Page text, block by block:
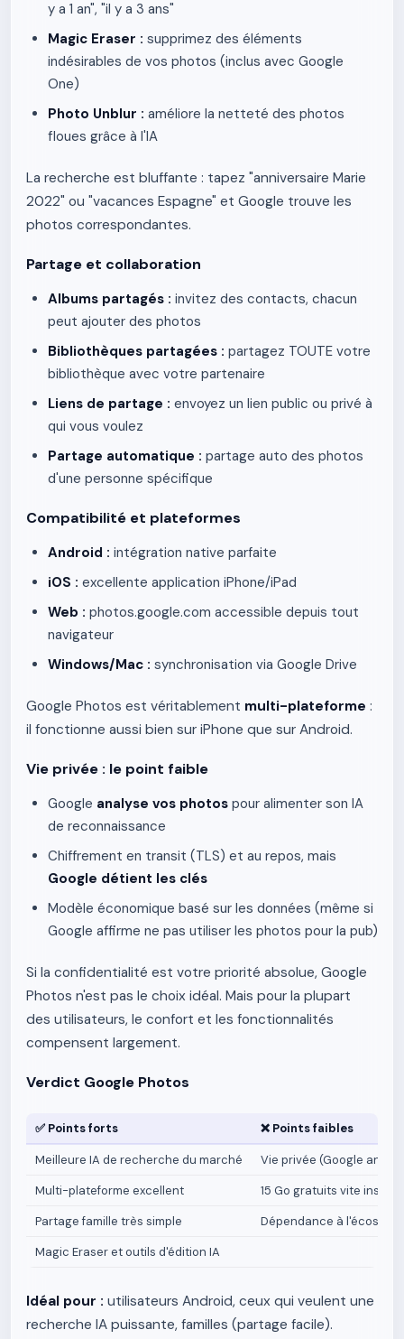
y a 1 an", "il y a 3 ans"
Magic Eraser : supprimez des éléments
indésirables de vos photos (inclus avec Google
One)
Photo Unblur : améliore la netteté des photos
floues grâce à l'IA
La recherche est bluffante : tapez "anniversaire Marie
2022" ou "vacances Espagne" et Google trouve les
photos correspondantes.
Partage et collaboration
Albums partagés : invitez des contacts, chacun
peut ajouter des photos
Bibliothèques partagées : partagez TOUTE votre
bibliothèque avec votre partenaire
Liens de partage : envoyez un lien public ou privé à
qui vous voulez
Partage automatique : partage auto des photos
d'une personne spécifique
Compatibilité et plateformes
Android : intégration native parfaite
iOS : excellente application iPhone/iPad
Web : photos.google.com accessible depuis tout
navigateur
Windows/Mac : synchronisation via Google Drive
Google Photos est véritablement multi-plateforme :
il fonctionne aussi bien sur iPhone que sur Android.
Vie privée : le point faible
Google analyse vos photos pour alimenter son IA
de reconnaissance
Chiffrement en transit (TLS) et au repos, mais
Google détient les clés
Modèle économique basé sur les données (même si
Google affirme ne pas utiliser les photos pour la pub)
Si la confidentialité est votre priorité absolue, Google
Photos n'est pas le choix idéal. Mais pour la plupart
des utilisateurs, le confort et les fonctionnalités
compensent largement.
Verdict Google Photos
✅ Points forts ❌ Points faibles
Meilleure IA de recherche du marché
Vie privée (Google
Multi-plateforme excellent
15 Go gratuits vite
Partage famille très simple
Dépendance à
Magic Eraser et outils d'édition IA
Idéal pour : utilisateurs Android, ceux qui veulent une
recherche IA puissante, familles (partage facile).